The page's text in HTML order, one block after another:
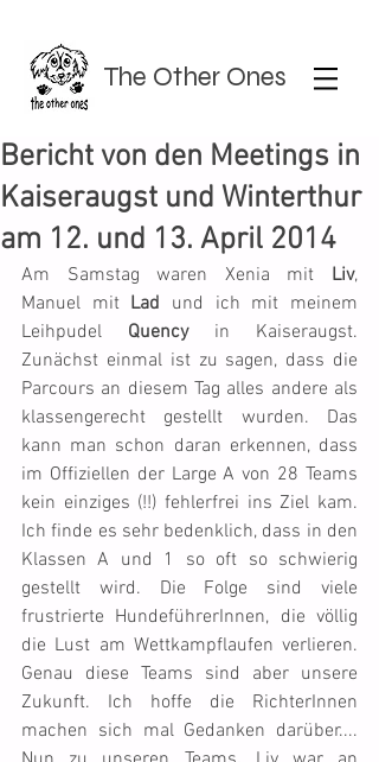
The Other Ones
Bericht von den Meetings in
Kaiseraugst und Winterthur
am 12. und 13. April 2014
Am Samstag waren Xenia mit Liv,
Manuel mit Lad und ich mit meinem
Leihpudel Quency in Kaiseraugst.
Zunächst einmal ist zu sagen, dass die
Parcours an diesem Tag alles andere als
klassengerecht gestellt wurden. Das
kann man schon daran erkennen, dass
im Offiziellen der Large A von 28 Teams
kein einziges (!!) fehlerfrei ins Ziel kam.
Ich finde es sehr bedenklich, dass in den
Klassen A und 1 so oft so schwierig
gestellt wird. Die Folge sind viele
frustrierte HundeführerInnen, die völlig
die Lust am Wettkampflaufen verlieren.
Genau diese Teams sind aber unsere
Zukunft. Ich hoffe die RichterInnen
machen sich mal Gedanken darüber....